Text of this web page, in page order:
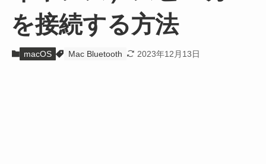
を接続する方法
macOS Mac Bluetooth 2023年12月13日